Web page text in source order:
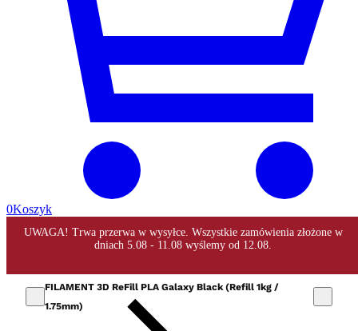
0Koszyk
FILAMENT 3D ReFill PLA Galaxy Black (Refill 1kg /
1.75mm)